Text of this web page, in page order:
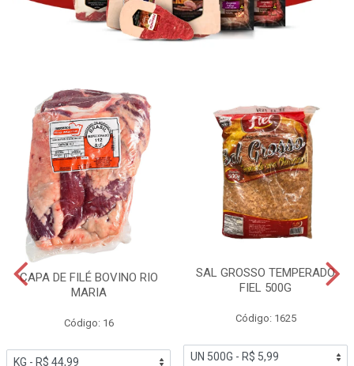
CAPA DE FILÉ BOVINO RIO
MARIA
Código: 16
SAL GROSSO TEMPERADO
FIEL 500G
Código: 1625